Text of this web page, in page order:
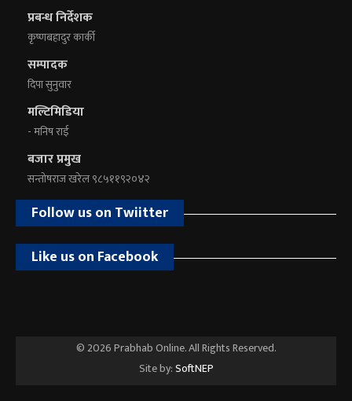
प्रबन्ध निर्देशक
कृष्णबहादुर कार्की
सम्पादक
दिपा सुनुवार
मल्टिमिडिया
- मनिष राई
बजार प्रमुख
सन्तोषराज खरेल ९८५११९२०४२
Follow us on Twiitter
Like us on Facebook
© 2026 Prabhab Online. All Rights Reserved.
Site by:SoftNEP